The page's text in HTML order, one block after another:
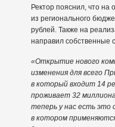
Ректор пояснил, что на
из регионального
рублей. Также на
направил собственные
«Открытие нового
изменения для всего
в который входит 14
проживает 32
теперь у нас есть это
в котором